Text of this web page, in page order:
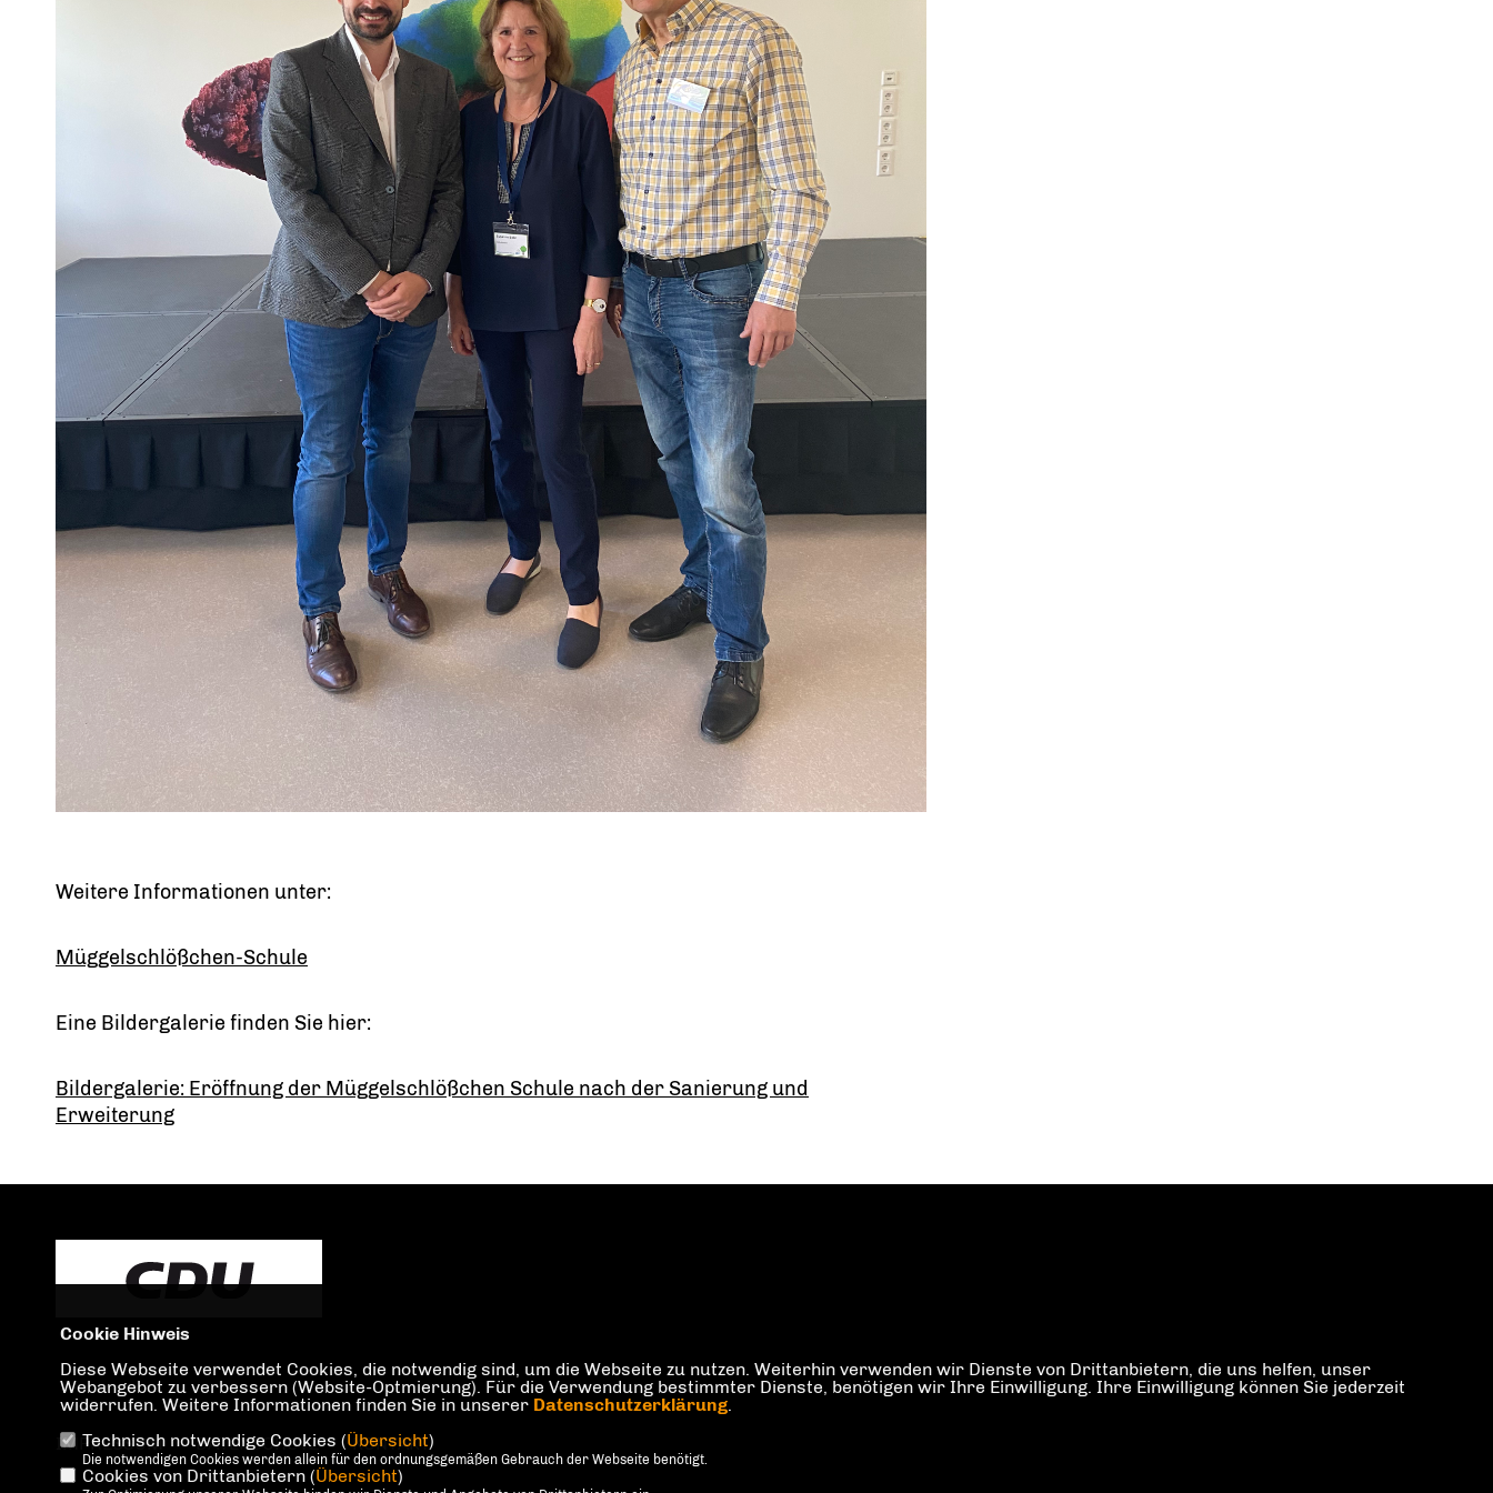
Weitere Informationen unter:
Müggelschlößchen-Schule
Eine Bildergalerie finden Sie hier:
Bildergalerie: Eröffnung der Müggelschlößchen Schule nach der Sanierung und
Erweiterung
IMPRESSUM DATENSCHUTZ KONTAKT
Cookie Hinweis
Diese Webseite verwendet Cookies, die notwendig sind, um die Webseite zu nutzen. Weiterhin verwenden wir Dienste von Drittanbietern, die uns helfen, unser
Webangebot zu verbessern (Website-Optmierung). Für die Verwendung bestimmter Dienste, benötigen wir Ihre Einwilligung. Ihre Einwilligung können Sie jederzeit
widerrufen. Weitere Informationen finden Sie in unserer Datenschutzerklärung.
Technisch notwendige Cookies (Übersicht)
Die notwendigen Cookies werden allein für den ordnungsgemäßen Gebrauch der Webseite benötigt.
Cookies von Drittanbietern (Übersicht)